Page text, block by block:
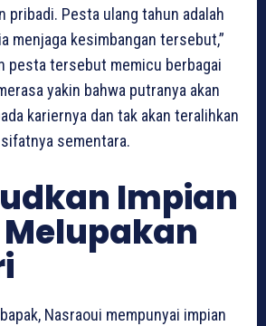
pribadi. Pesta ulang tahun adalah
menjaga kesimbangan tersebut,”
pesta tersebut memicu berbagai
yakin bahwa putranya akan
kariernya dan tak akan teralihkan
sementara.
Impian
Nasraoui mempunyai impian